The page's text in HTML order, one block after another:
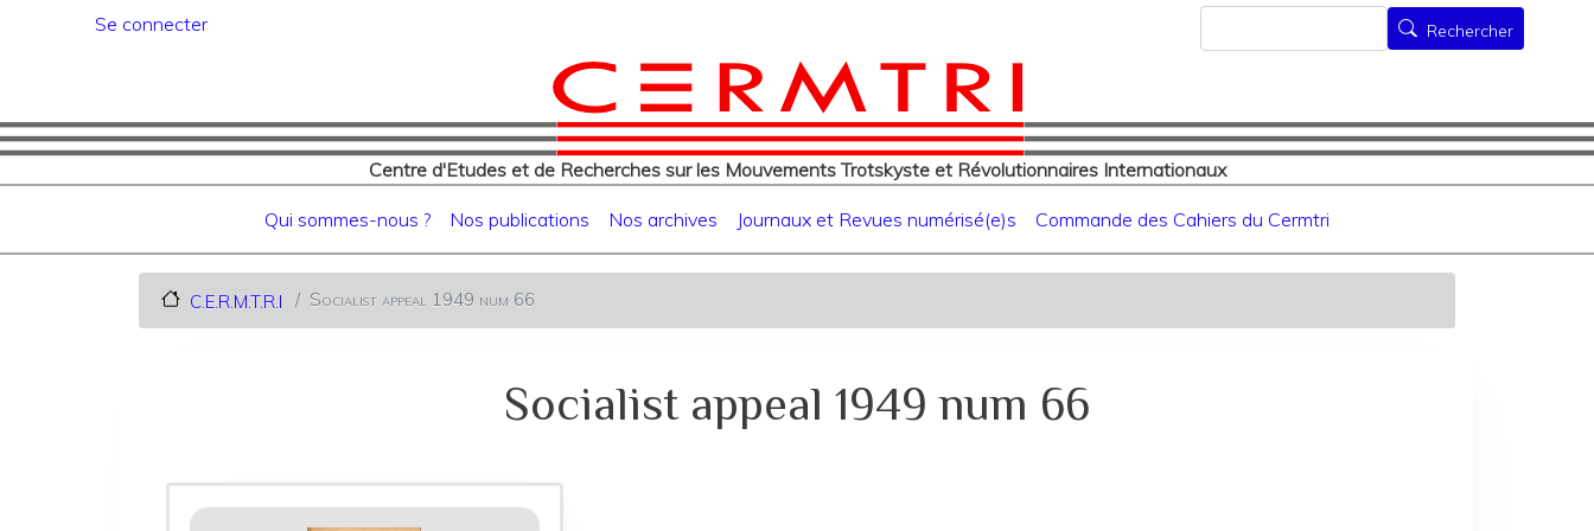
contenu
principal
Menu du compte de l'utilisateur
Se connecter
Centre d'Etudes et de Recherches sur les Mouvements Trotskyste et Révolutionnaires Internationaux
Rechercher
Rechercher
Navigation principale
Qui sommes-nous ? Nos publications Nos archives Journaux et Revues numérisé(e)s Commande des Cahiers du Cermtri
C.E.R.M.T.R.I Socialist appeal 1949 num 66
Socialist appeal 1949 num 66